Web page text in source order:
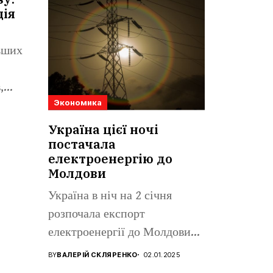
Экономика
Україна цієї ночі
постачала
електроенергію до
Молдови
Україна в ніч на 2 січня
розпочала експорт
електроенергії до Молдови
для...
BYВАЛЕРІЙ СКЛЯРЕНКО 02.01.2025